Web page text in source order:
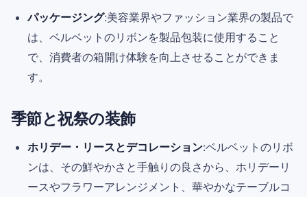
パッケージング:美容業界やファッション業界の製品で
は、ベルベットのリボンを製品包装に使用すること
で、消費者の箱開け体験を向上させることができま
す。
季節と祝祭の装飾
ホリデー・リースとデコレーション:ベルベットのリボ
ンは、その鮮やかさと手触りの良さから、ホリデーリ
ースやフラワーアレンジメント、華やかなテーブルコ